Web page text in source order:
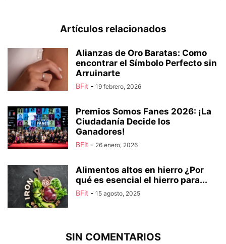
Artículos relacionados
Alianzas de Oro Baratas: Como
encontrar el Símbolo Perfecto sin
Arruinarte
BFit - 19 febrero, 2026
Premios Somos Fanes 2026: ¡La
Ciudadanía Decide los
Ganadores!
BFit - 26 enero, 2026
Alimentos altos en hierro ¿Por
qué es esencial el hierro para...
BFit - 15 agosto, 2025
SIN COMENTARIOS